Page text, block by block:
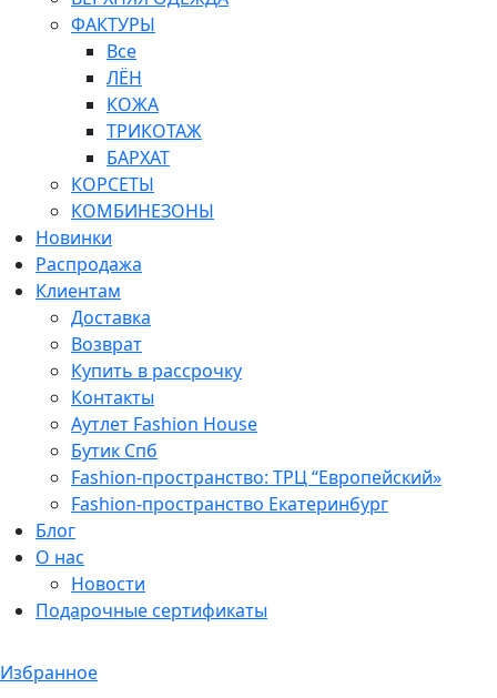
ФАКТУРЫ
Все
ЛЁН
КОЖА
ТРИКОТАЖ
БАРХАТ
КОРСЕТЫ
КОМБИНЕЗОНЫ
Новинки
Распродажа
Клиентам
Доставка
Возврат
Купить в рассрочку
Контакты
Аутлет Fashion House
Бутик Спб
Fashion-пространство: ТРЦ “Европейский»
Fashion-пространство Екатеринбург
Блог
О нас
Новости
Подарочные сертификаты
Избранное